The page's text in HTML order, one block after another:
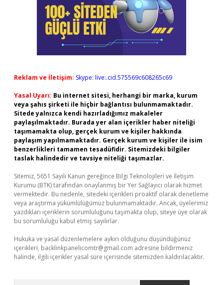
Reklam ve İletişim: Skype: live:.cid.575569c608265c69
Yasal Uyarı: Bu internet sitesi, herhangi bir marka, kurum
veya şahıs şirketi ile hiçbir bağlantısı bulunmamaktadır.
Sitede yalnızca kendi hazırladığımız makaleler
paylaşılmaktadır. Burada yer alan içerikler haber niteliği
taşımamakta olup, gerçek kurum ve kişiler hakkında
paylaşım yapılmamaktadır. Gerçek kurum ve kişiler ile isim
benzerlikleri tamamen tesadüfidir. Sitemizdeki bilgiler
taslak halindedir ve tavsiye niteliği taşımazlar.
Sitemiz, 5651 Sayılı Kanun gereğince Bilgi Teknolojileri ve İletişim
Kurumu (BTK) tarafından onaylanmış bir Yer Sağlayıcı olarak hizmet
vermektedir. Bu nedenle, sitedeki içerikleri proaktif olarak denetleme
veya araştırma yükümlülüğümüz bulunmamaktadır. Ancak, üyelerimiz
yazdıkları içeriklerin sorumluluğunu taşımakta olup, siteye üye olarak
bu sorumluluğu kabul etmiş sayılırlar.
Hukuka ve yasal düzenlemelere aykırı olduğunu düşündüğünüz
içerikleri, backlinkpanelicomtr@gmail.com adresine bildirmeniz
halinde, ilgili içerikler yasal süre içerisinde sitemizden kaldırılacaktır.